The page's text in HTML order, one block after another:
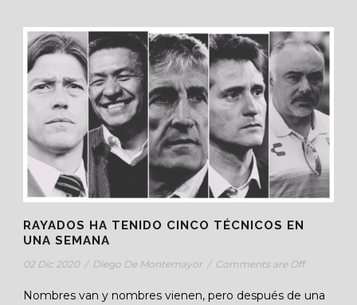
RAYADOS HA TENIDO CINCO TÉCNICOS EN
UNA SEMANA
02 Dic 2020 / Diego De Montemayor / Comments are Off
Nombres van y nombres vienen, pero después de una